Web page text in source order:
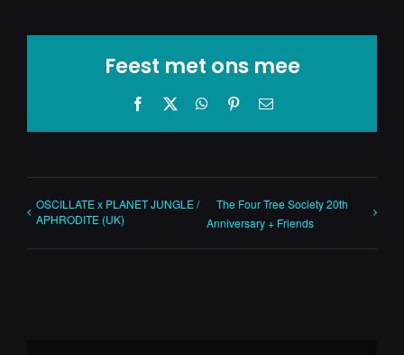
Feest met ons mee
Facebook WhatsApp
Pinterest
E-
OSCILLATE x PLANET JUNGLE /
APHRODITE (UK)
The Four Tree Society 20th
Anniversary + Friends